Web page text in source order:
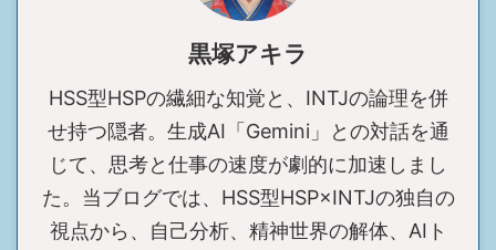
黒塚アキラ
HSS型HSPの繊細な知覚と、INTJの論理を併
せ持つ隠者。生成AI「Gemini」との対話を通
じて、思考と仕事の速度が劇的に加速しまし
た。当ブログでは、HSS型HSP×INTJの独自の
視点から、自己分析、精神世界の解体、AIト